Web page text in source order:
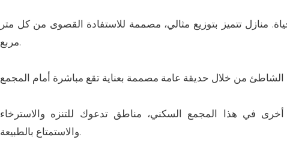
منازل تتميز بتوزيع مثالي، مصممة للاستفادة القصوى من كل متر
مربع.
في هذا المجمع السكني، مناطق تدعوك للتنزه والاسترخاء
والاستمتاع بالطبيعة.